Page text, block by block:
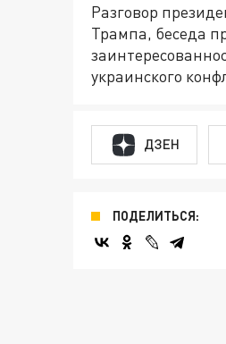
Разговор
Трампа, беседа
украинского
ДЗЕН
ПОДЕЛИТЬСЯ: